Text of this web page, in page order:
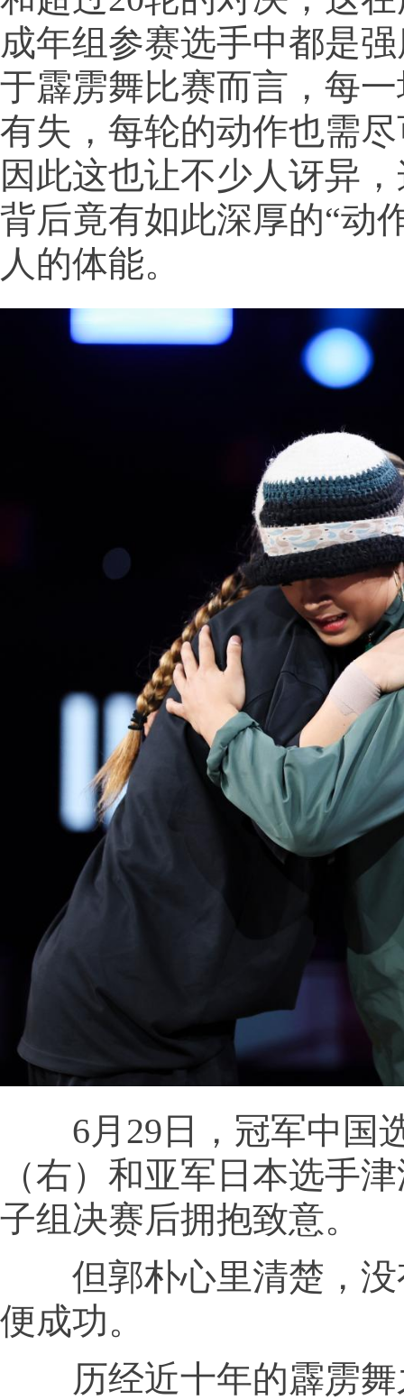
成年组参赛选手中都是
于霹雳舞比赛而言，每
有失，每轮的动作也需
因此这也让不少人讶异
背后竟有如此深厚的“动
人的体能。
6月29日，冠军中国
（右）和亚军日本选手
子组决赛后拥抱致意。
但郭朴心里清楚，没
便成功。
历经近十年的霹雳舞